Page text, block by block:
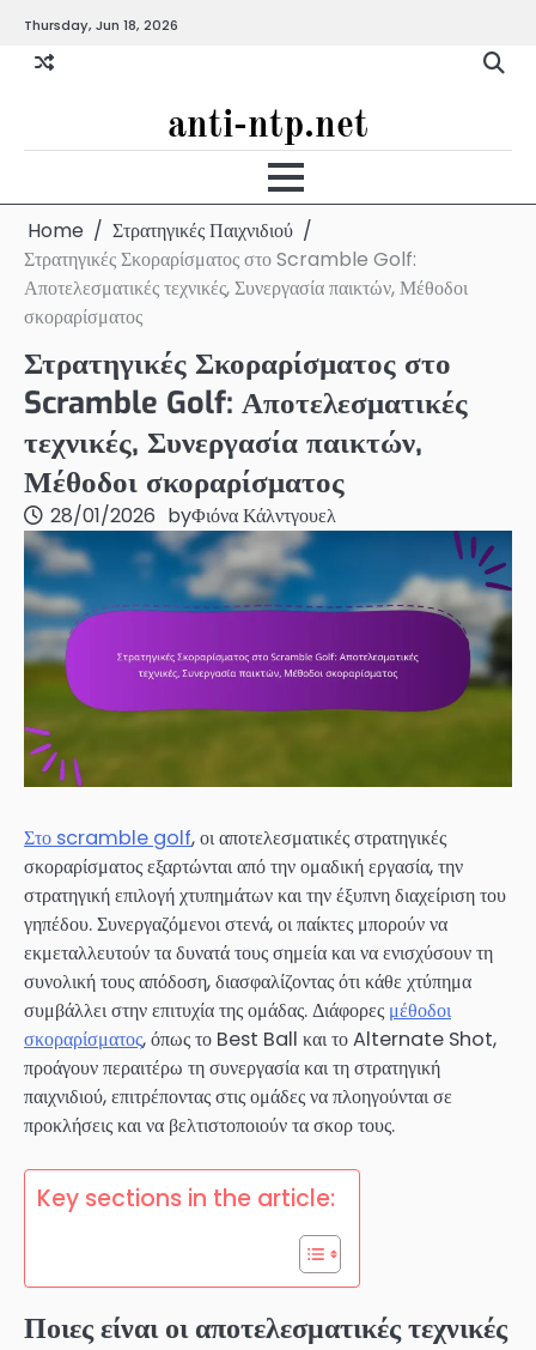
content
Thursday, Jun 18, 2026
anti-ntp.net
Home
Στρατηγικές Παιχνιδιού
Στρατηγικές Σκοραρίσματος στο Scramble Golf:
Αποτελεσματικές τεχνικές, Συνεργασία παικτών, Μέθοδοι
σκοραρίσματος
Στρατηγικές Σκοραρίσματος στο
Scramble Golf: Αποτελεσματικές
τεχνικές, Συνεργασία παικτών,
Μέθοδοι σκοραρίσματος
28/01/2026 byΦιόνα Κάλντγουελ
Στο scramble golf, οι αποτελεσματικές στρατηγικές
σκοραρίσματος εξαρτώνται από την ομαδική εργασία, την
στρατηγική επιλογή χτυπημάτων και την έξυπνη διαχείριση του
γηπέδου. Συνεργαζόμενοι στενά, οι παίκτες μπορούν να
εκμεταλλευτούν τα δυνατά τους σημεία και να ενισχύσουν τη
συνολική τους απόδοση, διασφαλίζοντας ότι κάθε χτύπημα
συμβάλλει στην επιτυχία της ομάδας. Διάφορεςμέθοδοι
σκοραρίσματος, όπως το Best Ball και το Alternate Shot,
προάγουν περαιτέρω τη συνεργασία και τη στρατηγική
παιχνιδιού, επιτρέποντας στις ομάδες να πλοηγούνται σε
προκλήσεις και να βελτιστοποιούν τα σκορ τους.
Key sections in the article:
Ποιες είναι οι αποτελεσματικές τεχνικές